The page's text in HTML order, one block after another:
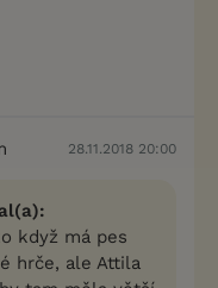
28.11.2018 20:00
když má pes
hrče, ale Attila